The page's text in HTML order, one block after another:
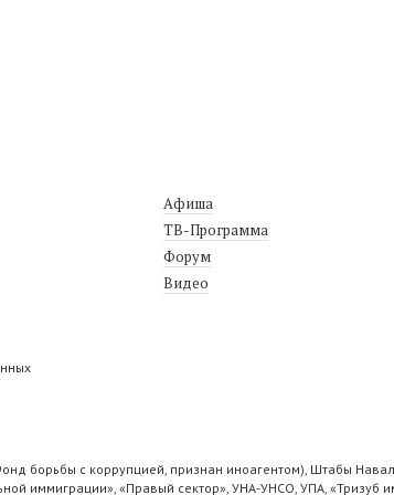
Афиша
ТВ-Программа
Форум
Видео
борьбы с коррупцией, признан иноагентом), Штабы
иммиграции», «Правый сектор», УНА-УНСО, УПА, «Тризуб